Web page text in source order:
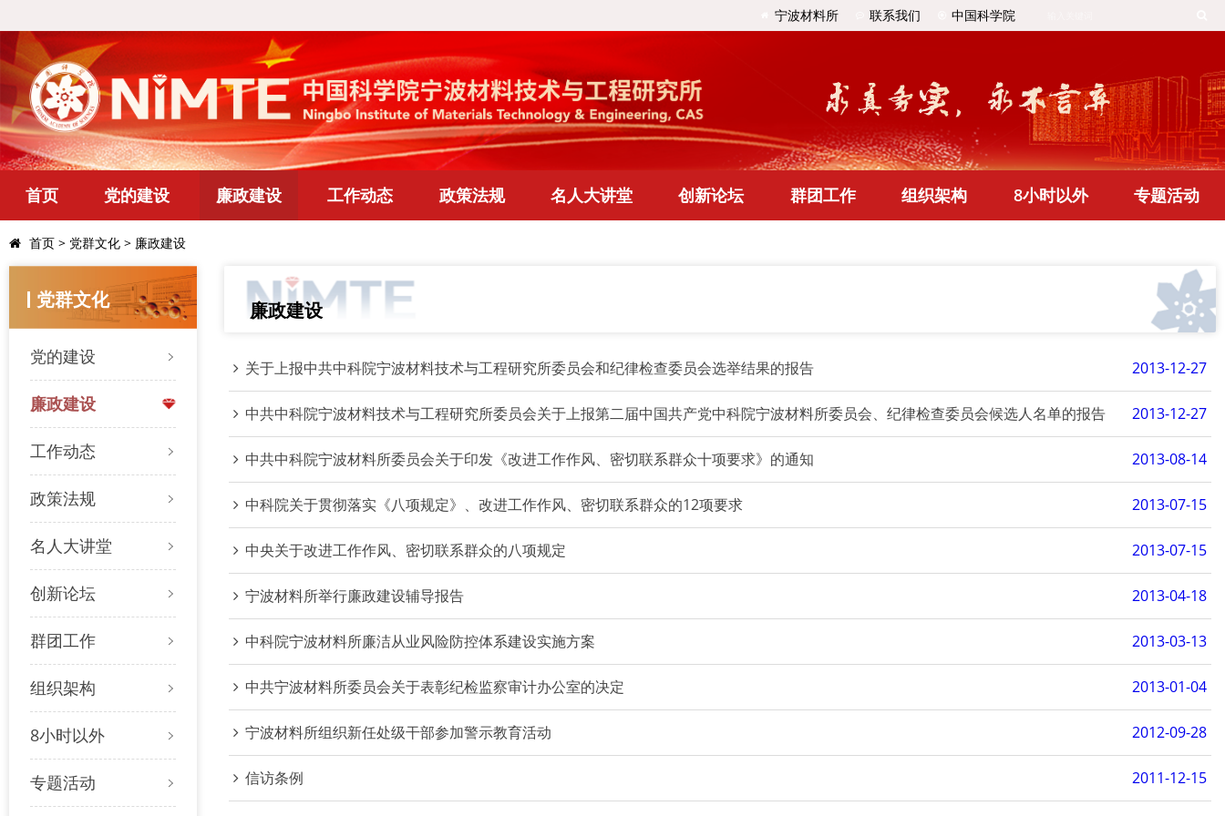
宁波材料所 联系我们 中国科学院
首页 党的建设 廉政建设 工作动态 政策法规 名人大讲堂 创新论坛 群团工作 组织架构 8小时以外 专题活动
首页 > 党群文化 > 廉政建设
党群文化
党的建设
廉政建设
工作动态
政策法规
名人大讲堂
创新论坛
群团工作
组织架构
8小时以外
专题活动
廉政建设
关于上报中共中科院宁波材料技术与工程研究所委员会和纪律检查委员会选举结果的报告 2013-12-27
中共中科院宁波材料技术与工程研究所委员会关于上报第二届中国共产党中科院宁波材料所委员会、纪律检查委员会候选人名单的报告 2013-12-27
中共中科院宁波材料所委员会关于印发《改进工作作风、密切联系群众十项要求》的通知 2013-08-14
中科院关于贯彻落实《八项规定》、改进工作作风、密切联系群众的12项要求 2013-07-15
中央关于改进工作作风、密切联系群众的八项规定 2013-07-15
宁波材料所举行廉政建设辅导报告 2013-04-18
中科院宁波材料所廉洁从业风险防控体系建设实施方案 2013-03-13
中共宁波材料所委员会关于表彰纪检监察审计办公室的决定 2013-01-04
宁波材料所组织新任处级干部参加警示教育活动 2012-09-28
信访条例 2011-12-15